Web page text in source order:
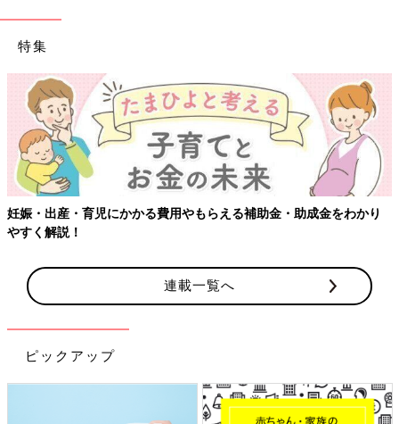
特集
妊娠・出産・育児にかかる費用やもらえる補助金・助成金をわかり
やすく解説！
連載一覧へ
ピックアップ